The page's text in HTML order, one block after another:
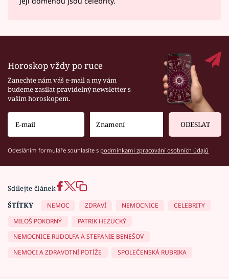
Horoskop vždy po ruce
Zanechte nám váš e-mail a my vám
budeme zasílat pravidelný newsletter s
vaším horoskopem.
ODESLAT
Odesláním formuláře souhlasíte s podmínkami zpracování osobních údajů
Sdílejte článek
ŠTÍTKY
NEMOC ZDRAVÍ NEMOCNICE
CELEBRITY
MILOŠ POKORNÝ
PATRIK HEZUCKÝ
NEMOCNICE RUDOLFA A STEFANIE BENEŠOV
NEMOCI A ZDRAVOTNÍ POTÍŽE
SPOLEČENSKÁ RUBRIKA